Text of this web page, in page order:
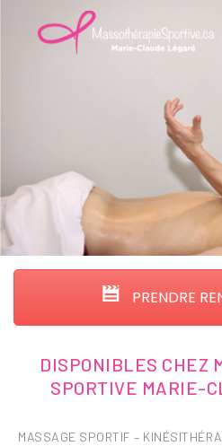
PRENDRE
DISPONIBLES CHEZ
SPORTIVE MARIE-
MASSAGE SPORTIF –